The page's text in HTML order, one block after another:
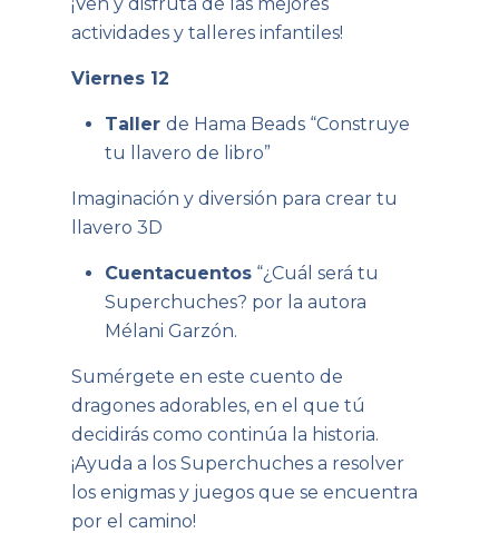
actividades y talleres infantiles!
Viernes 12
Taller de Hama Beads “Construye
tu llavero de libro”
Imaginación y diversión para crear tu
llavero 3D
Cuentacuentos “¿Cuál será tu
Superchuches? por la autora
Mélani Garzón.
Sumérgete en este cuento de
dragones adorables, en el que tú
decidirás como continúa la historia.
¡Ayuda a los Superchuches a resolver
los enigmas y juegos que se encuentra
por el camino!